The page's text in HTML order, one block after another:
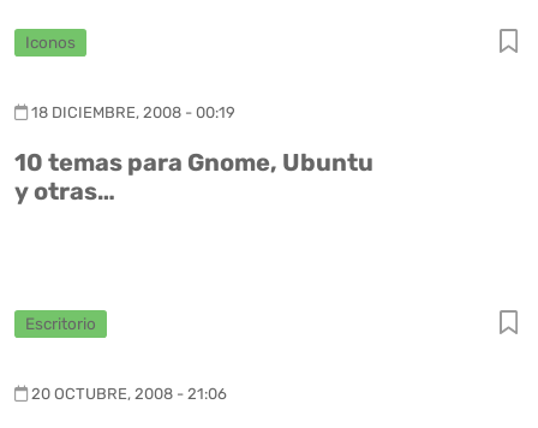
Iconos
18 DICIEMBRE, 2008 - 00:19
10 temas para Gnome, Ubuntu
y otras…
Escritorio
20 OCTUBRE, 2008 - 21:06